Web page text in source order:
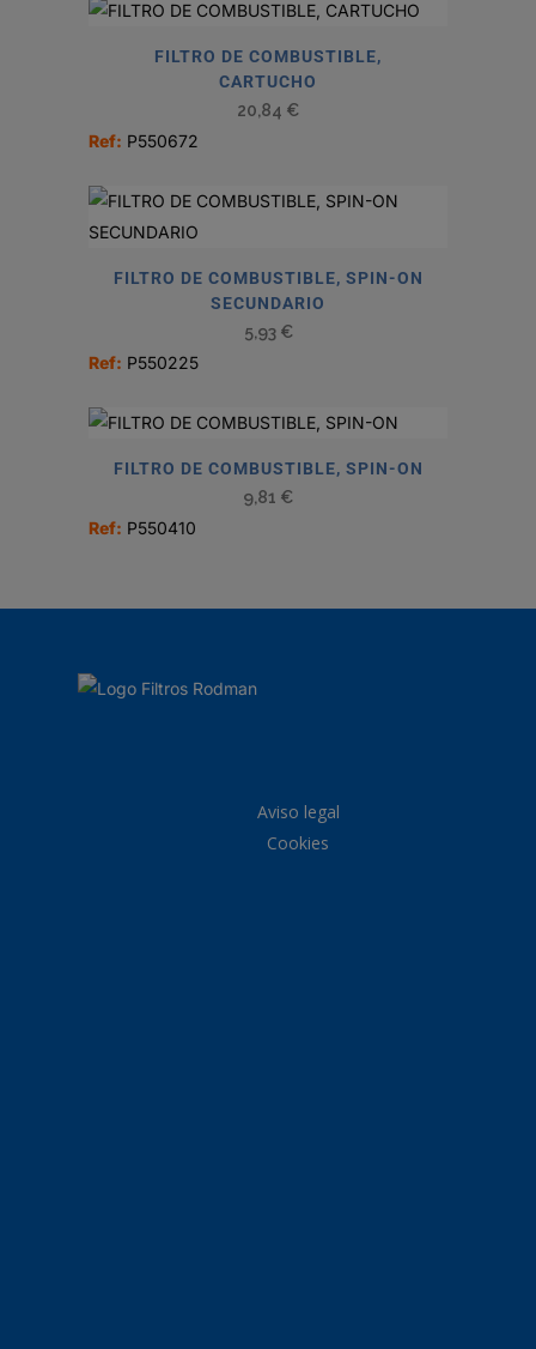
FILTRO DE COMBUSTIBLE,
CARTUCHO
20,84 €
Ref: P550672
FILTRO DE COMBUSTIBLE, SPIN-ON
SECUNDARIO
5,93 €
Ref: P550225
FILTRO DE COMBUSTIBLE, SPIN-ON
9,81 €
Ref: P550410
Aviso legal
Cookies